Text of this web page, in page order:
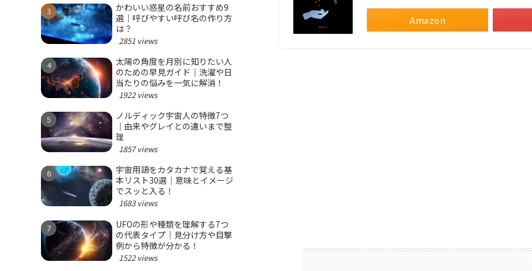
Amazon
かわいい惑星の名前おすすめ9
選｜呼びやすい呼び名の作り方
は？
2851 views
太陽の角度を月別に知りたい人
のための早見ガイド｜洗濯や日
当たりの悩みを一気に解消！
1922 views
ノルディック宇宙人の特徴7つ
｜由来やグレイとの違いまで整
理
1857 views
宇宙用語をカタカナで覚える基
本リスト30選｜意味とイメージ
でスッと入る！
1683 views
UFOの形や種類を理解する7つ
の代表タイプ｜見分け方や目撃
例から特徴が分かる！
1522 views